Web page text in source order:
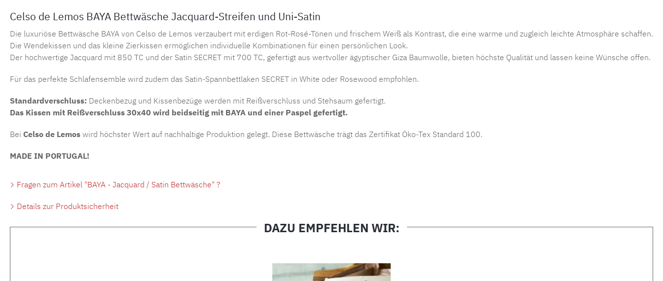
Celso de Lemos BAYA Bettwäsche Jacquard-Streifen und Uni-Satin
Die luxuriöse Bettwäsche BAYA von Celso de Lemos verzaubert mit erdigen Rot-Rosé-Tönen und frischem Weiß als Kontrast, die eine warme und zugleich leichte Atmosphäre schaffen.
Die Wendekissen und das kleine Zierkissen ermöglichen individuelle Kombinationen für einen persönlichen Look.
Der hochwertige Jacquard mit 850 TC und der Satin SECRET mit 700 TC, gefertigt aus wertvoller ägyptischer Giza Baumwolle, bieten höchste Qualität und lassen keine Wünsche offen.
Für das perfekte Schlafensemble wird zudem das Satin-Spannbettlaken SECRET in White oder Rosewood empfohlen.
Standardverschluss: Deckenbezug und Kissenbezüge werden mit Reißverschluss und Stehsaum gefertigt.
Das Kissen mit Reißverschluss 30x40 wird beidseitig mit BAYA und einer Paspel gefertigt.
Bei Celso de Lemos wird höchster Wert auf nachhaltige Produktion gelegt. Diese Bettwäsche trägt das Zertifikat Öko-Tex Standard 100.
MADE IN PORTUGAL!
Fragen zum Artikel "BAYA - Jacquard / Satin Bettwäsche" ?
Details zur Produktsicherheit
DAZU EMPFEHLEN WIR: